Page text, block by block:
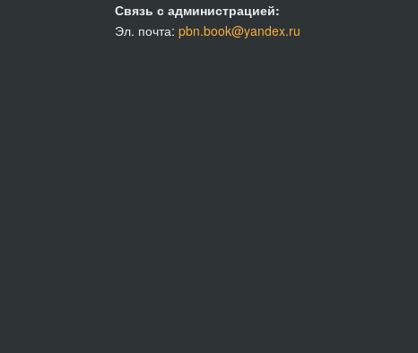
Связь с администрацией:
Эл. почта: pbn.book@yandex.ru